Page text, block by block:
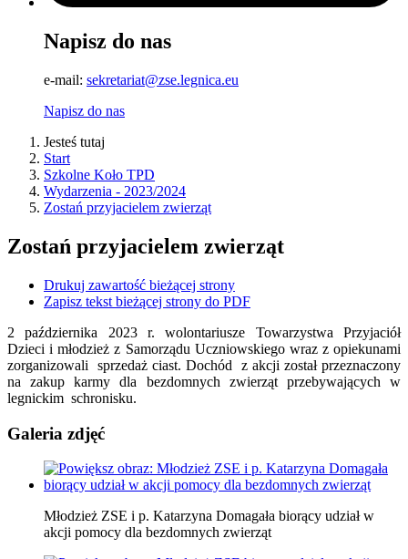
Napisz do nas
e-mail: sekretariat@zse.legnica.eu
Napisz do nas
Jesteś tutaj
Start
Szkolne Koło TPD
Wydarzenia - 2023/2024
Zostań przyjacielem zwierząt
Zostań przyjacielem zwierząt
Drukuj zawartość bieżącej strony
Zapisz tekst bieżącej strony do PDF
2 października 2023 r. wolontariusze Towarzystwa Przyjaciół
Dzieci i młodzież z Samorządu Uczniowskiego wraz z opiekunami
zorganizowali sprzedaż ciast. Dochód z akcji został przeznaczony
na zakup karmy dla bezdomnych zwierząt przebywających w
legnickim schronisku.
Galeria zdjęć
Młodzież ZSE i p. Katarzyna Domagała biorący udział w
akcji pomocy dla bezdomnych zwierząt